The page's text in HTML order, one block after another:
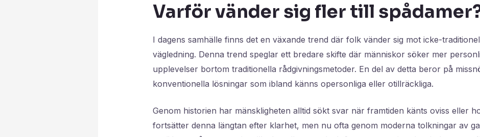
Varför vänder sig fler till
I dagens samhälle finns det en växande trend där folk vänder sig mot icke-
vägledning. Denna trend speglar ett bredare skifte där människor söker mer
upplevelser bortom traditionella rådgivningsmetoder. En del av detta beror på
konventionella lösningar som ibland känns opersonliga eller otillräckliga.
Genom historien har mänskligheten alltid sökt svar när framtiden känts oviss eller
fortsätter denna längtan efter klarhet, men nu ofta genom moderna tolkningar av